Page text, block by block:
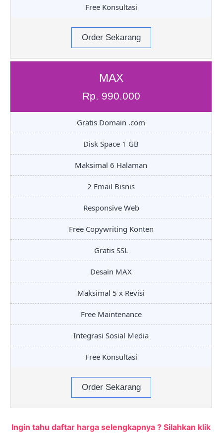
Free Konsultasi
Order Sekarang
MAX
Rp. 990.000
Gratis Domain .com
Disk Space 1 GB
Maksimal 6 Halaman
2 Email Bisnis
Responsive Web
Free Copywriting Konten
Gratis SSL
Desain MAX
Maksimal 5 x Revisi
Free Maintenance
Integrasi Sosial Media
Free Konsultasi
Order Sekarang
Ingin tahu daftar harga selengkapnya ? Silahkan klik